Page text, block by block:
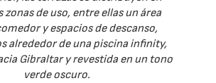
zonas de uso, entre ellas un área
y espacios de descanso,
alrededor de una piscina infinity,
Gibraltar y revestida en un tono
verde oscuro.